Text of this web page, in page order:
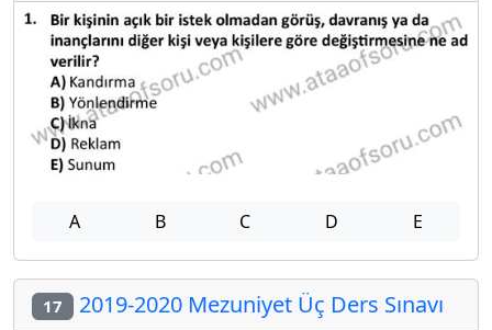
A B C D E
17 2019-2020 Mezuniyet Üç Ders Sınavı